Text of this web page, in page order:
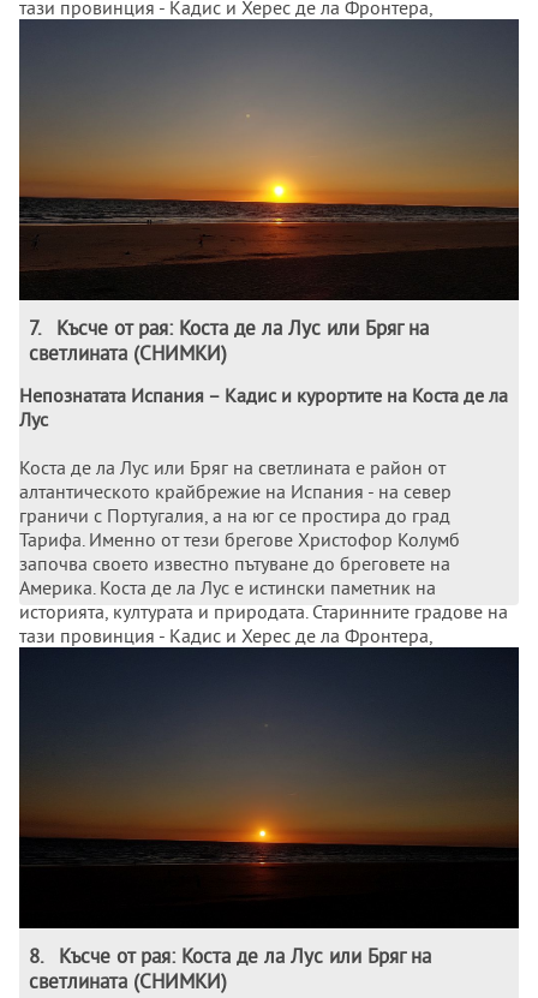
тази провинция - Кадис и Херес де ла Фронтера,
7.
Късче от рая: Коста де ла Лус или Бряг на
светлината (СНИМКИ)
Непознатата Испания – Кадис и курортите на Коста де ла
Лус
Коста де ла Лус или Бряг на светлината е район от
алтантическото крайбрежие на Испания - на север
граничи с Португалия, а на юг се простира до град
Тарифа. Именно от тези брегове Христофор Колумб
започва своето известно пътуване до бреговете на
Америка. Коста де ла Лус е истински паметник на
историята, културата и природата. Старинните градове на
тази провинция - Кадис и Херес де ла Фронтера,
8.
Късче от рая: Коста де ла Лус или Бряг на
светлината (СНИМКИ)